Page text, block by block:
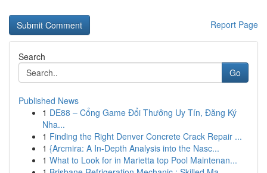
Report Page
Search
Go
Published News
1 DE88 – Cổng Game Đổi Thưởng Uy Tín, Đăng Ký
Nha...
1 Finding the Right Denver Concrete Crack Repair ...
1 {Arcmira: A In-Depth Analysis into the Nasc...
1 What to Look for in Marietta top Pool Maintenan...